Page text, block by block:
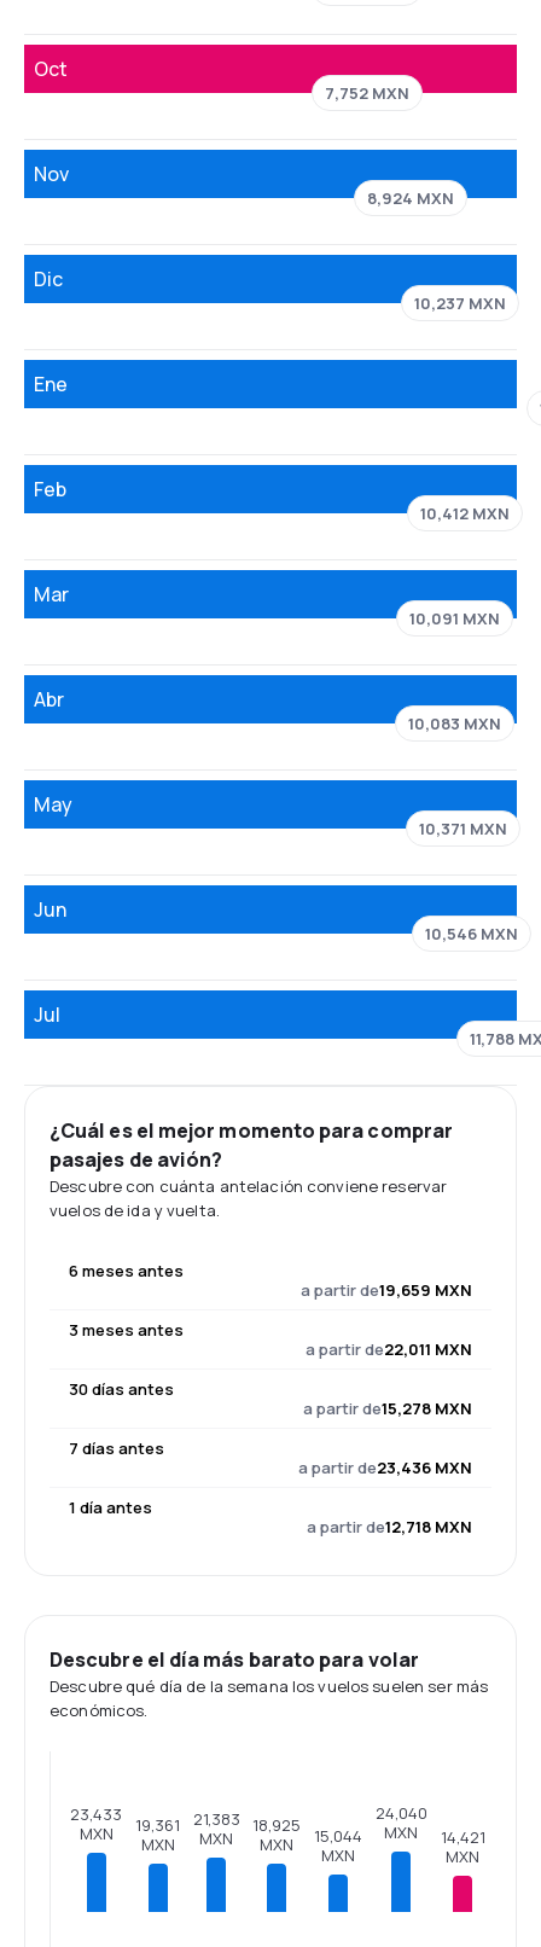
Oct
7,752 MXN
Nov
8,924 MXN
Dic
10,237 MXN
Ene
Feb
10,412 MXN
Mar
10,091 MXN
Abr
10,083 MXN
May
10,371 MXN
Jun
10,546 MXN
Jul
11,788
¿Cuál es el mejor momento para comprar
pasajes de avión?
Descubre con cuánta antelación conviene reservar
vuelos de ida y vuelta.
6 meses antes
a partir de19,659 MXN
3 meses antes
a partir de22,011 MXN
30 días antes
a partir de15,278 MXN
7 días antes
a partir de23,436 MXN
1 día antes
a partir de12,718 MXN
Descubre el día más barato para volar
Descubre qué día de la semana los vuelos suelen ser más
económicos.
23,433
MXN
19,361
MXN
21,383
MXN
18,925
MXN
15,044
MXN
24,040
MXN
14,421
MXN